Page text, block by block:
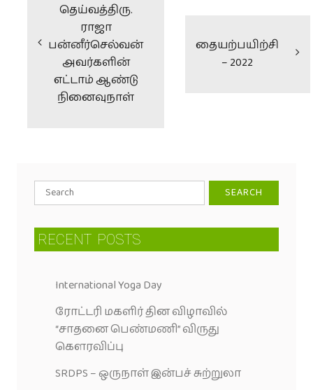
தெய்வத்திரு.
ராஜா
பன்னீர்செல்வன்
அவர்களின்
எட்டாம் ஆண்டு
நினைவுநாள்
தையற்பயிற்சி
– 2022
RECENT POSTS
International Yoga Day
ரோட்டரி மகளிர் தின விழாவில்
“சாதனை பெண்மணி” விருது
கெளரவிப்பு
SRDPS – ஒருநாள் இன்பச் சுற்றுலா